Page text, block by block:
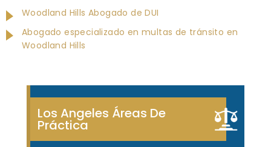
Woodland Hills Abogado de DUI
Abogado especializado en multas de tránsito en
Woodland Hills
Los Angeles Áreas De
Práctica